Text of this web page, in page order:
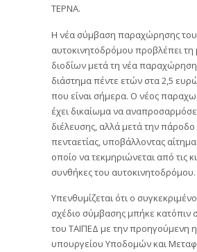
ΤΕΡΝΑ.
Η νέα σύμβαση παραχώρησης του
αυτοκινητοδρόμου προβλέπει
διοδίων μετά τη νέα παραχώρηση
διάστημα πέντε ετών στα 2,5
που είναι σήμερα. Ο νέος
έχει δικαίωμα να
διέλευσης, αλλά μετά την πάροδο
πενταετίας, υποβάλλοντας
οποίο να τεκμηριώνεται από τις
συνθήκες του αυτοκινητοδρόμου.
Υπενθυμίζεται ότι ο
σχέδιο σύμβασης μπήκε κατόπιν
του ΤΑΙΠΕΔ με την προηγούμενη
υπουργείου Υποδομών και